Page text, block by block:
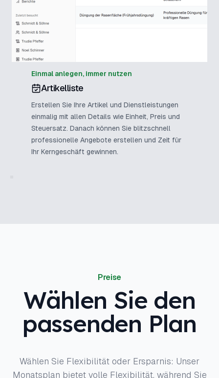
Einmal anlegen, immer nutzen
Artikelliste
Erstellen Sie Ihre Artikel und Dienstleistungen
einmalig mit allen Details wie Einheit, Preis und
Steuersatz. Danach können Sie blitzschnell
professionelle Angebote erstellen und Zeit für
Ihr Kerngeschäft gewinnen.
Preise
Wählen Sie den
passenden Plan
Wählen Sie Flexibilität oder Ersparnis: Unser
Monatsplan bietet volle Flexibilität, während Sie